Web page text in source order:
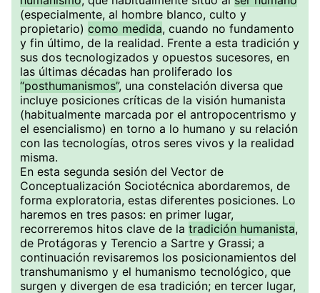
(especialmente, al hombre blanco, culto y
propietario) como medida, cuando no fundamento
y fin último, de la realidad. Frente a esta tradición y
sus dos tecnologizados y opuestos sucesores, en
las últimas décadas han proliferado los
“posthumanismos”, una constelación diversa que
incluye posiciones críticas de la visión humanista
(habitualmente marcada por el antropocentrismo y
el esencialismo) en torno a lo humano y su relación
con las tecnologías, otros seres vivos y la realidad
misma.
En esta segunda sesión del Vector de
Conceptualización Sociotécnica abordaremos, de
forma exploratoria, estas diferentes posiciones. Lo
haremos en tres pasos: en primer lugar,
recorreremos hitos clave de la tradición humanista,
de Protágoras y Terencio a Sartre y Grassi; a
continuación revisaremos los posicionamientos del
transhumanismo y el humanismo tecnológico, que
surgen y divergen de esa tradición; en tercer lugar,